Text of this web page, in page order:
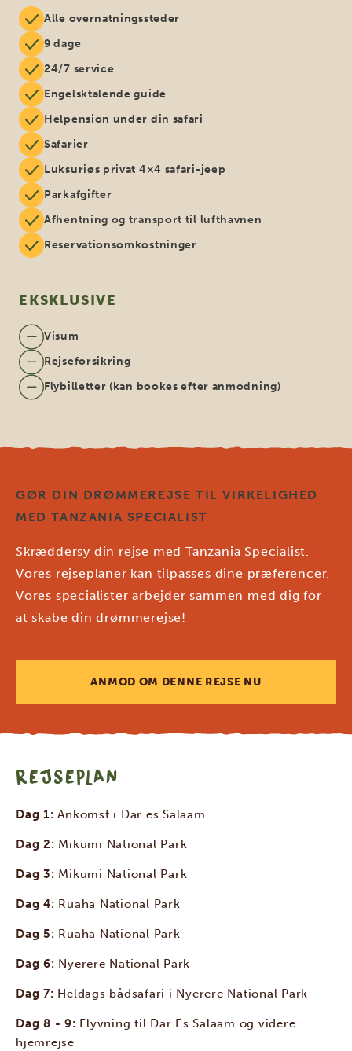
Alle overnatningssteder
9 dage
24/7 service
Engelsktalende guide
Helpension under din safari
Safarier
Luksuriøs privat 4×4 safari-jeep
Parkafgifter
Afhentning og transport til lufthavnen
Reservationsomkostninger
EKSKLUSIVE
Visum
Rejseforsikring
Flybilletter (kan bookes efter anmodning)
GØR DIN DRØMMEREJSE TIL VIRKELIGHED
MED TANZANIA SPECIALIST
Skræddersy din rejse med Tanzania Specialist.
Vores rejseplaner kan tilpasses dine præferencer.
Vores specialister arbejder sammen med dig for
at skabe din drømmerejse!
ANMOD OM DENNE REJSE NU
REJSEPLAN
Dag 1:Ankomst i Dar es Salaam
Dag 2: Mikumi National Park
Dag 3: Mikumi National Park
Dag 4: Ruaha National Park
Dag 5: Ruaha National Park
Dag 6: Nyerere National Park
Dag 7: Heldags bådsafari i Nyerere National Park
Dag 8 - 9: Flyvning til Dar Es Salaam og videre
hjemrejse